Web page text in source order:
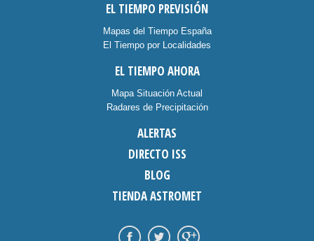
EL TIEMPO PREVISIÓN
Mapas del Tiempo España
El Tiempo por Localidades
EL TIEMPO AHORA
Mapa Situación Actual
Radares de Precipitación
ALERTAS
DIRECTO ISS
BLOG
TIENDA ASTROMET